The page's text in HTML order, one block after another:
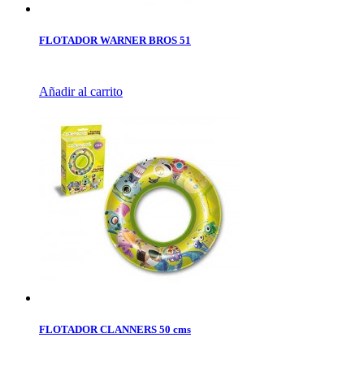
FLOTADOR WARNER BROS 51
Añadir al carrito
FLOTADOR CLANNERS 50 cms